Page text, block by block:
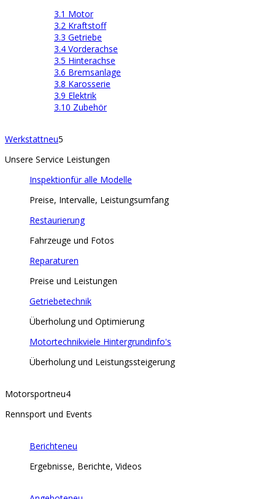
3.1 Motor
3.2 Kraftstoff
3.3 Getriebe
3.4 Vorderachse
3.5 Hinterachse
3.6 Bremsanlage
3.8 Karosserie
3.9 Elektrik
3.10 Zubehör
Werkstattneu5
Unsere Service Leistungen
Inspektionfür alle Modelle
Preise, Intervalle, Leistungsumfang
Restaurierung
Fahrzeuge und Fotos
Reparaturen
Preise und Leistungen
Getriebetechnik
Überholung und Optimierung
Motortechnikviele Hintergrundinfo's
Überholung und Leistungssteigerung
Motorsportneu4
Rennsport und Events
Berichteneu
Ergebnisse, Berichte, Videos